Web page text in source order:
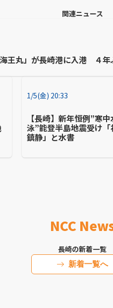
関連ニュース
王丸」が長崎港に入港 ４
1/5(金) 20:33
【長崎】新年恒例”寒
泳”能登半島地震受け
鎮静」と水書
NCC
長崎の新着一覧
新着一覧へ